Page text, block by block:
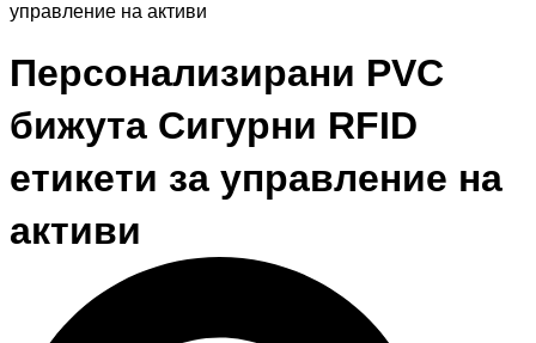
управление на активи
Персонализирани PVC
бижута Сигурни RFID
етикети за управление на
активи